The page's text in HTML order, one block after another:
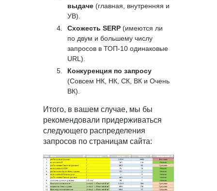
выдаче (главная, внутренняя и
УВ).
Схожесть SERP (имеются ли
по двум и большему числу
запросов в ТОП-10 одинаковые
URL).
Конкуренция по запросу
(Совсем НК, НК, СК, ВК и Очень
ВК).
Итого, в вашем случае, мы бы
рекомендовали придерживаться
следующего распределения
запросов по страницам сайта: